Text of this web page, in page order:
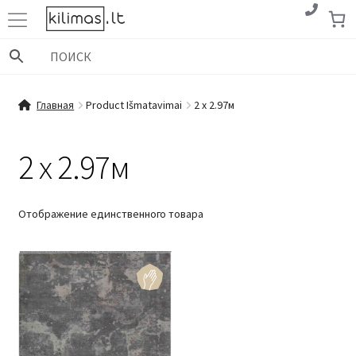
Перейти
навигации
Перейти
содержимому
Главная Product Išmatavimai 2 x 2.97м
2 x 2.97м
Отображение единственного товара